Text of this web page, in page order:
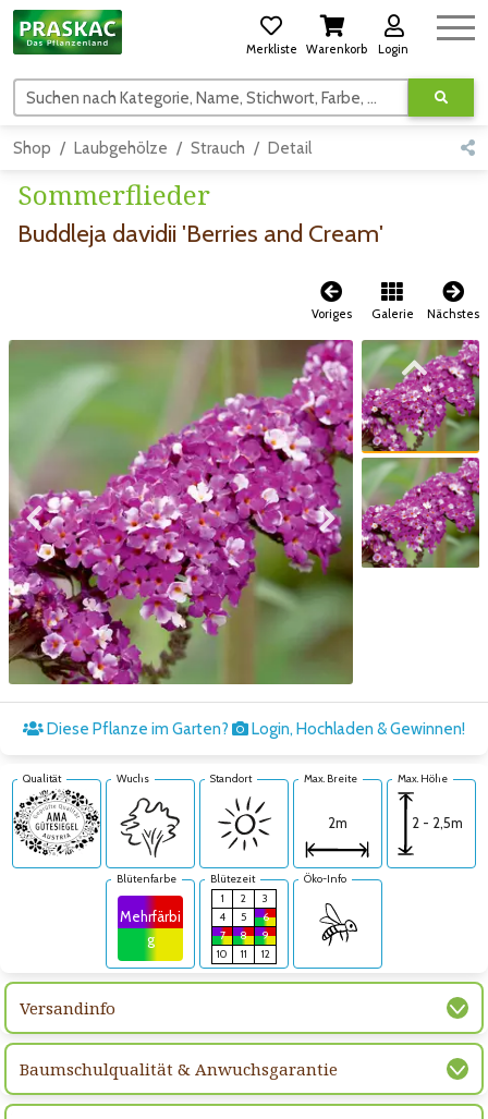
Merkliste Warenkorb Login
Suchen nach Kategorie, Name, Stichwort, Farbe, usw.
Shop Laubgehölze Strauch Detail
Sommerflieder
Buddleja davidii 'Berries and Cream'
Voriges Galerie Nächstes
Zum vorigen Bild Zum nächsten Bild
Zum vorigen Bild
Zum nächsten Bild
Diese Pflanze im Garten? Login, Hochladen & Gewinnen!
Qualität Wuchs Standort Max. Breite
2m
Max. Höhe
2 - 2,5m
Blütenfarbe
Mehrfärbi
g
Blütezeit
1
2
3
4
5
6
7
8
9
10
11 12
Öko-Info
Versandinfo
Baumschulqualität & Anwuchsgarantie